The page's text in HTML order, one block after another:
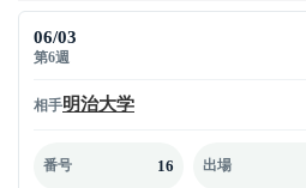
06/03
第6週
相手明治大学
番号 16 出場